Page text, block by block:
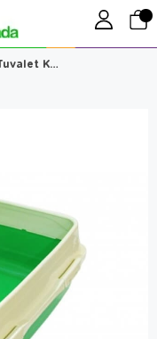
Petstyle Kitty Büyük Kedi Tuvalet Kabı Yeşil